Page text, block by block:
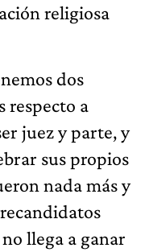
religiosa
dos
respecto a
juez y parte, y
sus propios
nada más y
llega a ganar